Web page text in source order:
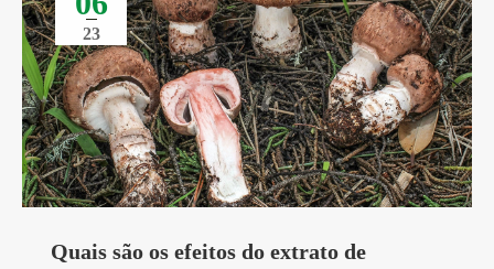
23
Quais são os efeitos do extrato de